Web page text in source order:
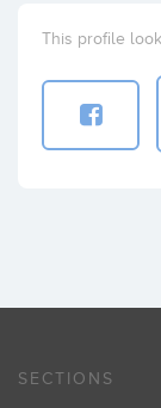
This profile
SECTIONS